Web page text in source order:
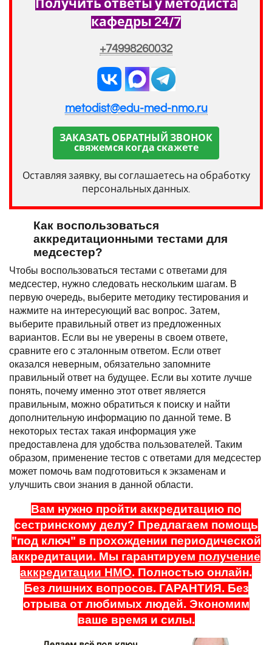
Получить ответы у методиста
кафедры 24/7
+74998260032
metodist@edu-med-nmo.ru
ЗАКАЗАТЬ ОБРАТНЫЙ ЗВОНОК
свяжемся когда скажете
Оставляя заявку, вы соглашаетесь на обработку
персональных данных.
Как воспользоваться
аккредитационными тестами для
медсестер?
Чтобы воспользоваться тестами с ответами для
медсестер, нужно следовать нескольким шагам. В
первую очередь, выберите методику тестирования и
нажмите на интересующий вас вопрос. Затем,
выберите правильный ответ из предложенных
вариантов. Если вы не уверены в своем ответе,
сравните его с эталонным ответом. Если ответ
оказался неверным, обязательно запомните
правильный ответ на будущее. Если вы хотите лучше
понять, почему именно этот ответ является
правильным, можно обратиться к поиску и найти
дополнительную информацию по данной теме. В
некоторых тестах такая информация уже
предоставлена для удобства пользователей. Таким
образом, применение тестов с ответами для медсестер
может помочь вам подготовиться к экзаменам и
улучшить свои знания в данной области.
Вам нужно пройти аккредитацию по
сестринскому делу? Предлагаем помощь
"под ключ" в прохождении периодической
аккредитации. Мы гарантируем получение
аккредитации НМО. Полностью онлайн.
Без лишних вопросов. ГАРАНТИЯ. Без
отрыва от любимых людей. Экономим
ваше время и силы.